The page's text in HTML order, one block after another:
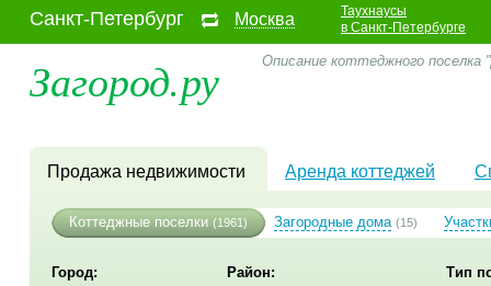
Санкт-Петербург Москва
Таухнаусы
в Санкт-Петербурге
Загород.ру Описание коттеджного поселка
Продажа недвижимости Аренда коттеджей
Коттеджные поселки (1961) Загородные дома (15)
Город: Район:
Тип